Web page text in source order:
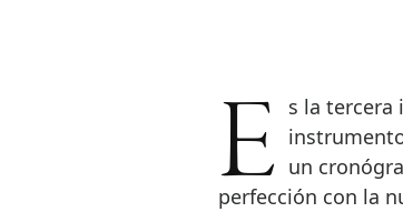
Es la tercera incursión de la marca en el motociclismo y el cuarto un
perfección con la